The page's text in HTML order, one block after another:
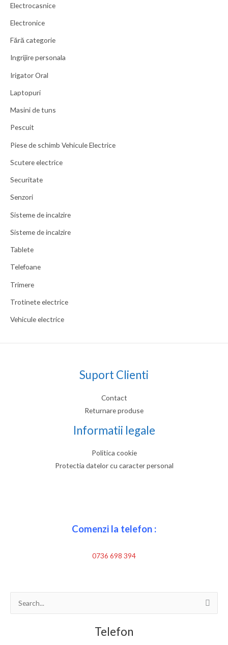
Electrocasnice
Electronice
Fără categorie
Ingrijire personala
Irigator Oral
Laptopuri
Masini de tuns
Pescuit
Piese de schimb Vehicule Electrice
Scutere electrice
Securitate
Senzori
Sisteme de incalzire
Sisteme de incalzire
Tablete
Telefoane
Trimere
Trotinete electrice
Vehicule electrice
Suport Clienti
Contact
Returnare produse
Informatii legale
Politica cookie
Protectia datelor cu caracter personal
Comenzi la telefon :
0736 698 394
Search
Telefon